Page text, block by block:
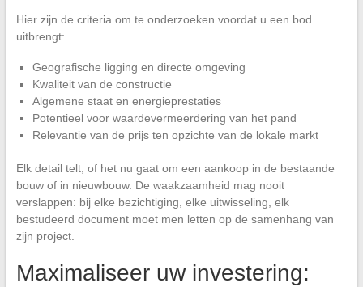
Hier zijn de criteria om te onderzoeken voordat u een bod
uitbrengt:
Geografische ligging en directe omgeving
Kwaliteit van de constructie
Algemene staat en energieprestaties
Potentieel voor waardevermeerdering van het pand
Relevantie van de prijs ten opzichte van de lokale markt
Elk detail telt, of het nu gaat om een aankoop in de bestaande
bouw of in nieuwbouw. De waakzaamheid mag nooit
verslappen: bij elke bezichtiging, elke uitwisseling, elk
bestudeerd document moet men letten op de samenhang van
zijn project.
Maximaliseer uw investering: